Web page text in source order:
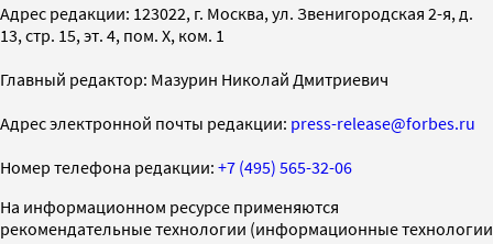
Адрес редакции: 123022, г. Москва, ул. Звенигородская 2-я, д.
13, стр. 15, эт. 4, пом. X, ком. 1
Главный редактор: Мазурин Николай Дмитриевич
Адрес электронной почты редакции: press-release@forbes.ru
Номер телефона редакции: +7 (495) 565-32-06
На информационном ресурсе применяются
рекомендательные технологии (информационные технологии